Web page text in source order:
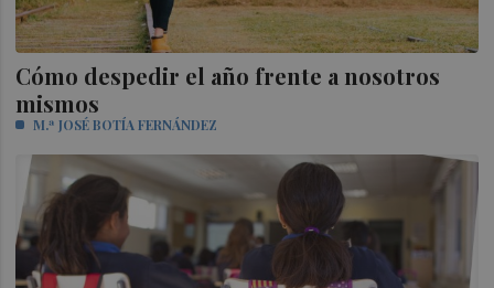
Cómo despedir el año frente a nosotros
mismos
M.ª JOSÉ BOTÍA FERNÁNDEZ